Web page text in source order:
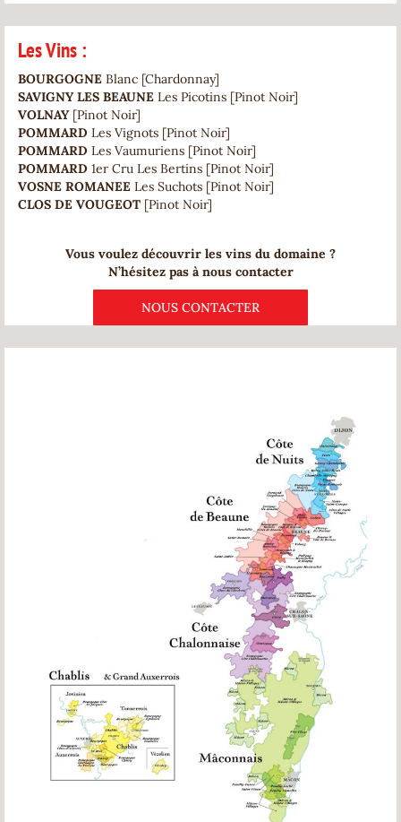
Les Vins :
BOURGOGNE Blanc [Chardonnay]
SAVIGNY LES BEAUNE Les Picotins [Pinot Noir]
VOLNAY[Pinot Noir]
POMMARD Les Vignots [Pinot Noir]
POMMARD Les Vaumuriens [Pinot Noir]
POMMARD 1er Cru Les Bertins [Pinot Noir]
VOSNE ROMANEE Les Suchots [Pinot Noir]
CLOS DE VOUGEOT [Pinot Noir]
Vous voulez découvrir les vins du domaine ?
N’hésitez pas à nous contacter
NOUS CONTACTER